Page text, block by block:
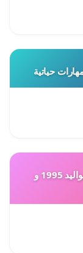
حياتية
استصدار إعفاء من إلتزامات الخدمة الوطنية لمواليد 1995 و